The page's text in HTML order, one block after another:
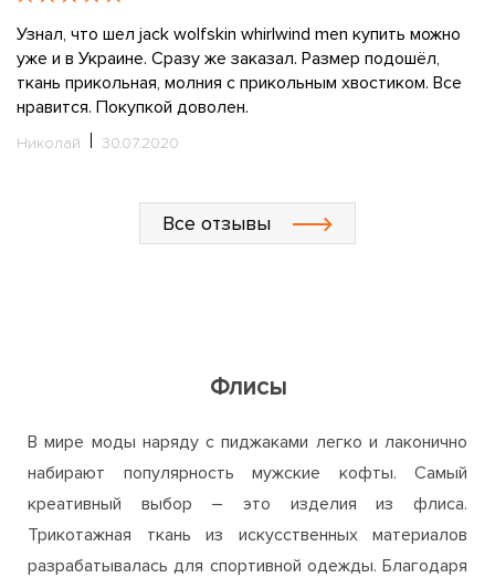
Узнал, что шел jack wolfskin whirlwind men купить можно
уже и в Украине. Сразу же заказал. Размер подошёл,
ткань прикольная, молния с прикольным хвостиком. Все
нравится. Покупкой доволен.
Николай 30.07.2020
Все отзывы
Флисы
В мире моды наряду с пиджаками легко и лаконично
набирают популярность мужские кофты. Самый
креативный выбор – это изделия из флиса.
Трикотажная ткань из искусственных материалов
разрабатывалась для спортивной одежды. Благодаря